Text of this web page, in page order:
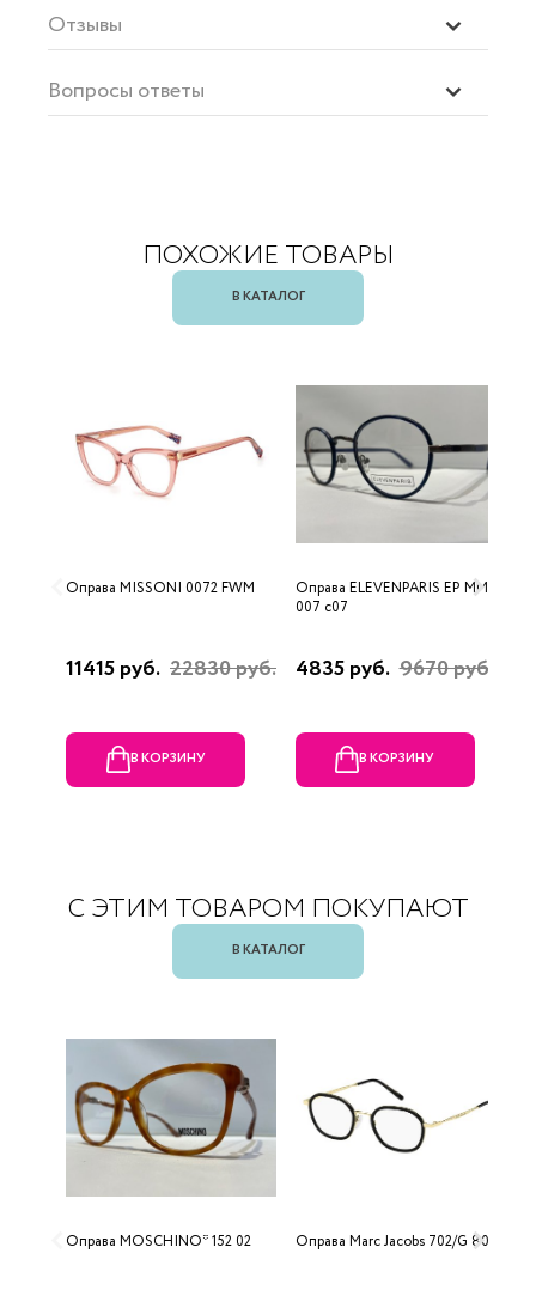
Отзывы
Вопросы ответы
ПОХОЖИЕ ТОВАРЫ
В КАТАЛОГ
Оправа MISSONI 0072 FWM
11415 руб. 22830 руб.
В КОРЗИНУ
Оправа ELEVENPARIS EP MM
007 c07
4835 руб. 9670 руб.
В КОРЗИНУ
С ЭТИМ ТОВАРОМ ПОКУПАЮТ
В КАТАЛОГ
Оправа MOSCHINO* 152 02 Оправа Marc Jacobs 702/G 807